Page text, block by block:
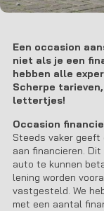
Een occasion
niet als je een
hebben alle
Scherpe
lettertjes!
Occasion
Steeds vaker geeft
aan financieren.
auto te kunnen
lening worden
vastgesteld. We
met een aantal